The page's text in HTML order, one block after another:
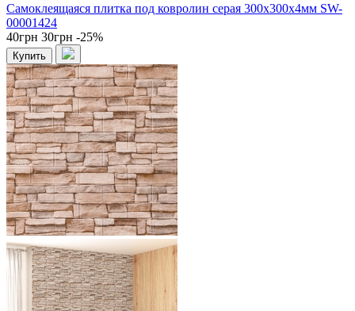
Самоклеящаяся плитка под ковролин серая 300х300х4мм SW-
00001424
40грн 30грн -25%
Купить